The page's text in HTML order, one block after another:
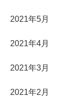
2021年5月
2021年4月
2021年3月
2021年2月